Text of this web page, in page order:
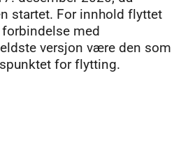
startet. For innhold flyttet
med
versjon være den som
for flytting.